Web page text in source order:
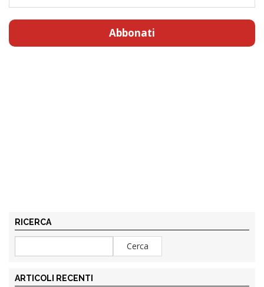
Abbonati
RICERCA
ARTICOLI RECENTI